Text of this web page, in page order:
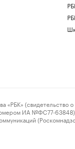
(свидетельство о
ИА №ФС77-63848)